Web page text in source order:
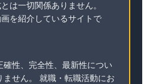
は一切関係ありません。
を紹介しているサイトで
確性、完全性、最新性につい
ません。 就職・転職活動にお